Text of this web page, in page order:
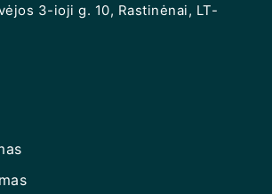
3-ioji g. 10, Rastinėnai, LT-